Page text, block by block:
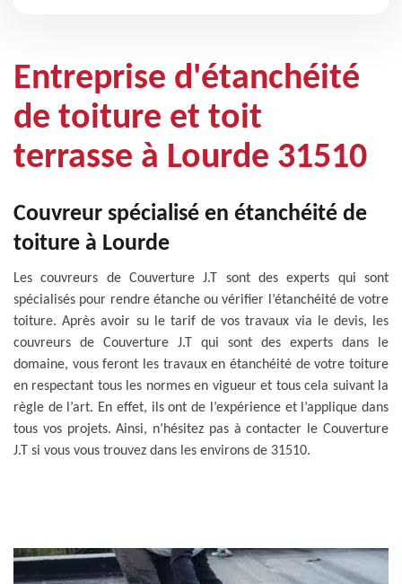
Entreprise d'étanchéité
de toiture et toit
terrasse à Lourde 31510
Couvreur spécialisé en étanchéité de
toiture à Lourde
Les couvreurs de Couverture J.T sont des experts qui sont
spécialisés pour rendre étanche ou vérifier l’étanchéité de votre
toiture. Après avoir su le tarif de vos travaux via le devis, les
couvreurs de Couverture J.T qui sont des experts dans le
domaine, vous feront les travaux en étanchéité de votre toiture
en respectant tous les normes en vigueur et tous cela suivant la
règle de l’art. En effet, ils ont de l’expérience et l’applique dans
tous vos projets. Ainsi, n’hésitez pas à contacter le Couverture
J.T si vous vous trouvez dans les environs de 31510.